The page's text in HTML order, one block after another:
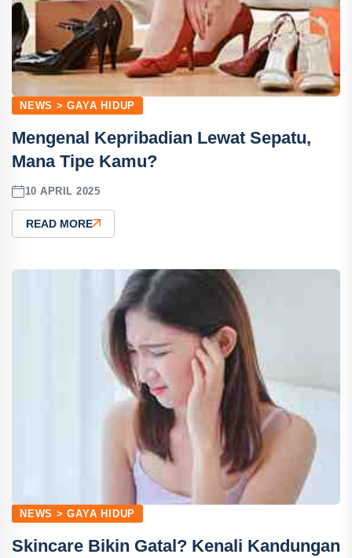
NEWS > GAYA HIDUP
Mengenal Kepribadian Lewat Sepatu,
Mana Tipe Kamu?
10 APRIL 2025
READ MORE
NEWS > GAYA HIDUP
Skincare Bikin Gatal? Kenali Kandungan